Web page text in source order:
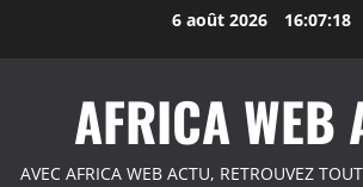
6 août 2026 16:07:18
AFRICA WEB
AVEC AFRICA WEB ACTU, RETROUVEZ